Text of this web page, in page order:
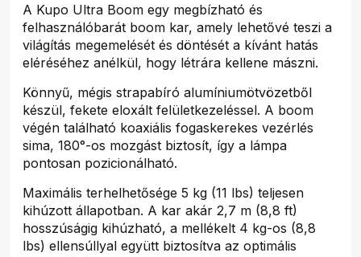
A Kupo Ultra Boom egy megbízható és
felhasználóbarát boom kar, amely lehetővé teszi a
világítás megemelését és döntését a kívánt hatás
eléréséhez anélkül, hogy létrára kellene mászni.
Könnyű, mégis strapabíró alumíniumötvözetből
készül, fekete eloxált felületkezeléssel. A boom
végén található koaxiális fogaskerekes vezérlés
sima, 180°-os mozgást biztosít, így a lámpa
pontosan pozicionálható.
Maximális terhelhetősége 5 kg (11 lbs) teljesen
kihúzott állapotban. A kar akár 2,7 m (8,8 ft)
hosszúságig kihúzható, a mellékelt 4 kg-os (8,8
lbs) ellensúllyal együtt biztosítva az optimális